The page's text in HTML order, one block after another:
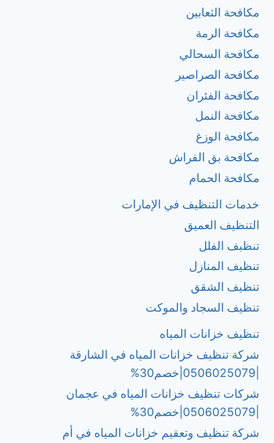
مكافحة الثعابين
مكافحة الرمة
مكافحة السحالي
مكافحة الصراصير
مكافحة الفئران
مكافحة النمل
مكافحة الوزغ
مكافحة بق الفراش
مكافحة الحمام
خدمات التنظيف في الإمارات
التنظيف العميق
تنظبف الفلل
تنظيف المنازل
تنظيف الشقق
تنظيف السجاد والموكت
تنظيف خزانات المياه
شركة تنظيف خزانات المياه في الشارقة
شركات تنظيف خزانات المياه في عجمان
شركة تنظيف وتعقيم خزانات المياه في أم